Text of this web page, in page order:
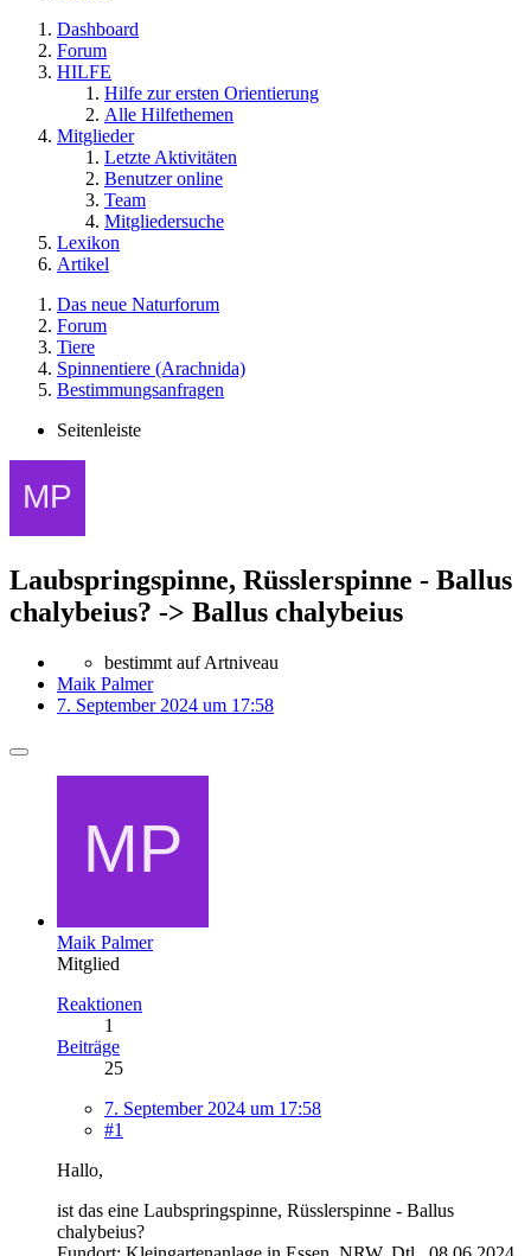
Dashboard
Forum
HILFE
Hilfe zur ersten Orientierung
Alle Hilfethemen
Mitglieder
Letzte Aktivitäten
Benutzer online
Team
Mitgliedersuche
Lexikon
Artikel
Das neue Naturforum
Forum
Tiere
Spinnentiere (Arachnida)
Bestimmungsanfragen
Seitenleiste
Laubspringspinne, Rüsslerspinne - Ballus
chalybeius? -> Ballus chalybeius
bestimmt auf Artniveau
Maik Palmer
7. September 2024 um 17:58
Maik Palmer
Mitglied
Reaktionen
1
Beiträge
25
7. September 2024 um 17:58
#1
Hallo,
ist das eine Laubspringspinne, Rüsslerspinne - Ballus
chalybeius?